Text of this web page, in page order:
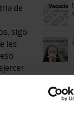
de
sigo
les